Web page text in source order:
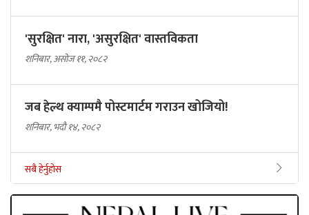
'सुरक्षित' नारा, 'असुरक्षित' वास्तविकता
शनिबार, असोज ११, २०८२
जब हेल्थ क्याम्पमै पोस्टमार्टम गराउन खोजियो!
शनिबार, भदौ १४, २०८२
सबै हेर्नुहोस